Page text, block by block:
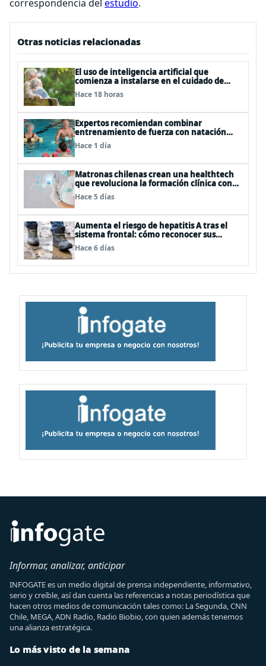
correspondencia del estudio.
Otras noticias relacionadas
El uso de inteligencia artificial que
comienza a instalarse en el cuidado de
personas mayores
Hace 18 horas
Expertos recomiendan combinar
entrenamiento de fuerza con natación
para fortalecer la salud
Hace 1 día
Matronas chilenas crean una healthtech
que revoluciona la formación clínica con
simuladores inteligentes
Hace 5 días
Aumenta el riesgo de hepatitis A tras el
sistema frontal: cómo reconocer sus
síntomas y evitar el contagio
Hace 6 días
Informar, analizar, anticipar
INFOGATE es un medio digital de prensa independiente, informativo,
serio y creíble, así dan cuenta las referencias a notas periodística que
hacen otros medios de comunicación tales como: La Segunda, CNN
Chile, MEGA, ADN Radio, Radio Biobio, con quien además tenemos
una alianza estratégica.
Lo más visto de la semana